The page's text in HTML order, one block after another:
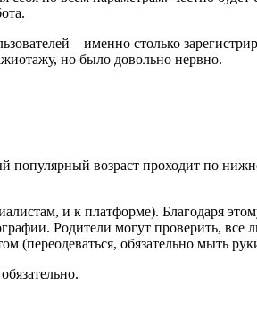
– именно столько
но было довольно нервно.
возраст проходит по
и к платформе). Благодаря
Родители могут проверить, все
(переодеваться, обязательно мыть